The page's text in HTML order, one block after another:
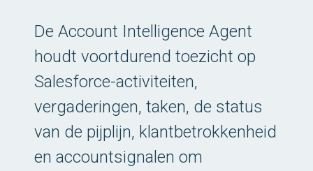
De Account Intelligence Agent
houdt voortdurend toezicht op
Salesforce-activiteiten,
vergaderingen, taken, de status
van de pijplijn, klantbetrokkenheid
en accountsignalen om